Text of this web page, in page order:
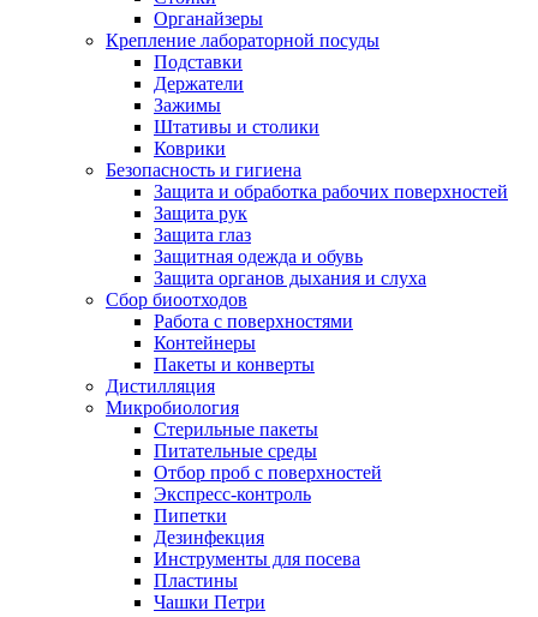
Органайзеры
Крепление лабораторной посуды
Подставки
Держатели
Зажимы
Штативы и столики
Коврики
Безопасность и гигиена
Защита и обработка рабочих поверхностей
Защита рук
Защита глаз
Защитная одежда и обувь
Защита органов дыхания и слуха
Сбор биоотходов
Работа с поверхностями
Контейнеры
Пакеты и конверты
Дистилляция
Микробиология
Стерильные пакеты
Питательные среды
Отбор проб с поверхностей
Экспресс-контроль
Пипетки
Дезинфекция
Инструменты для посева
Пластины
Чашки Петри